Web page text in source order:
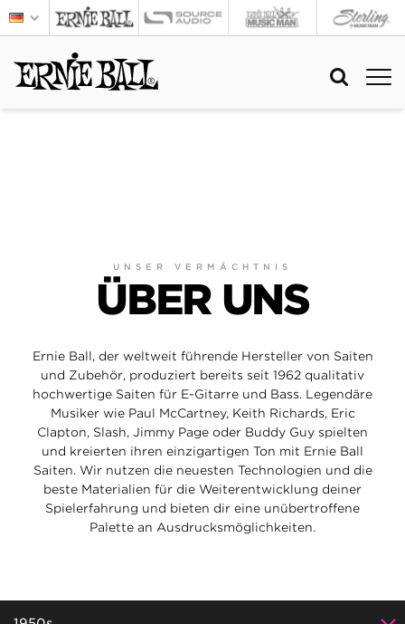
UNSER VERMÄCHTNIS
ÜBER UNS
Ernie Ball, der weltweit führende Hersteller von Saiten
und Zubehör, produziert bereits seit 1962 qualitativ
hochwertige Saiten für E-Gitarre und Bass. Legendäre
Musiker wie Paul McCartney, Keith Richards, Eric
Clapton, Slash, Jimmy Page oder Buddy Guy spielten
und kreierten ihren einzigartigen Ton mit Ernie Ball
Saiten. Wir nutzen die neuesten Technologien und die
beste Materialien für die Weiterentwicklung deiner
Spielerfahrung und bieten dir eine unübertroffene
Palette an Ausdrucksmöglichkeiten.